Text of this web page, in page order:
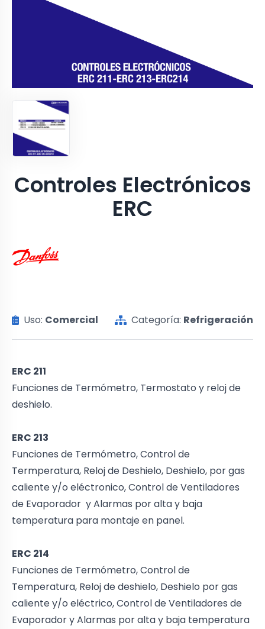
Controles Electrónicos
ERC
Uso: Comercial Categoría: Refrigeración
ERC 211
Funciones de Termómetro, Termostato y reloj de
deshielo.
ERC 213
Funciones de Termómetro, Control de
Termperatura, Reloj de Deshielo, Deshielo, por gas
caliente y/o eléctronico, Control de Ventiladores
de Evaporador y Alarmas por alta y baja
temperatura para montaje en panel.
ERC 214
Funciones de Termómetro, Control de
Temperatura, Reloj de deshielo, Deshielo por gas
caliente y/o eléctrico, Control de Ventiladores de
Evaporador y Alarmas por alta y baja temperatura